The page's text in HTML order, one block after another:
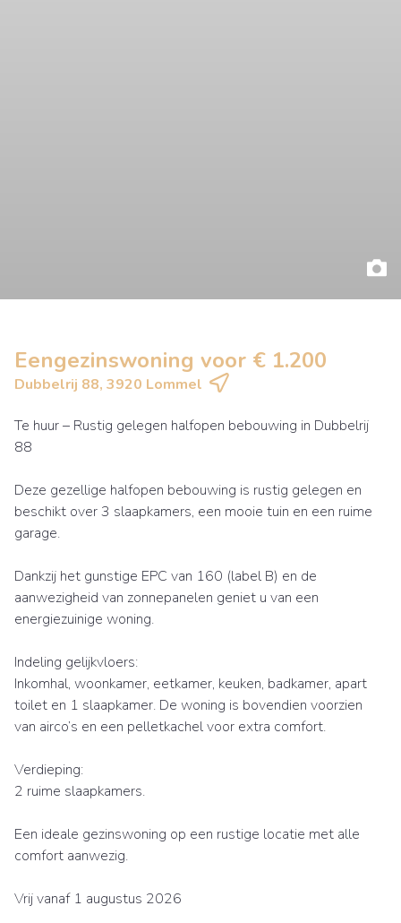
Eengezinswoning voor € 1.200
Dubbelrij 88, 3920 Lommel
Te huur – Rustig gelegen halfopen bebouwing in Dubbelrij
88
Deze gezellige halfopen bebouwing is rustig gelegen en
beschikt over 3 slaapkamers, een mooie tuin en een ruime
garage.
Dankzij het gunstige EPC van 160 (label B) en de
aanwezigheid van zonnepanelen geniet u van een
energiezuinige woning.
Indeling gelijkvloers:
Inkomhal, woonkamer, eetkamer, keuken, badkamer, apart
toilet en 1 slaapkamer. De woning is bovendien voorzien
van airco’s en een pelletkachel voor extra comfort.
Verdieping:
2 ruime slaapkamers.
Een ideale gezinswoning op een rustige locatie met alle
comfort aanwezig.
Vrij vanaf 1 augustus 2026